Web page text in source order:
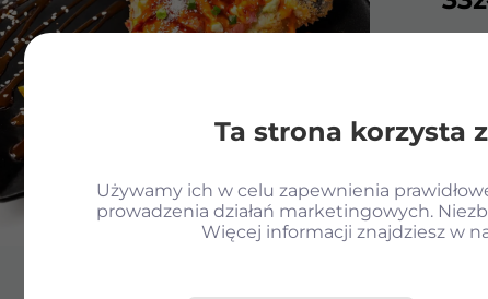
Ta strona korzysta
Używamy ich w celu zapewnienia
prowadzenia działań marketingowych.
Więcej informacji znajdziesz w